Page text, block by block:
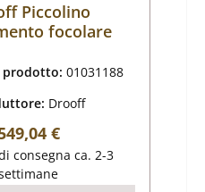
Piccolino
focolare
prodotto: 01031188
Drooff
normale:
€
consegna ca. 2-3